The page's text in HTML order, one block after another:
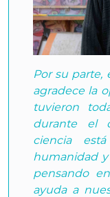
Por su parte,
agradece la
tuvieron
durante el
ciencia
humanidad
pensando
ayuda a